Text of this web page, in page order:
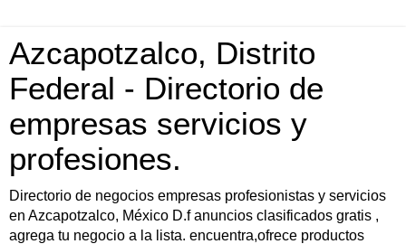
Azcapotzalco, Distrito
Federal - Directorio de
empresas servicios y
profesiones.
Directorio de negocios empresas profesionistas y servicios
en Azcapotzalco, México D.f anuncios clasificados gratis ,
agrega tu negocio a la lista. encuentra,ofrece productos